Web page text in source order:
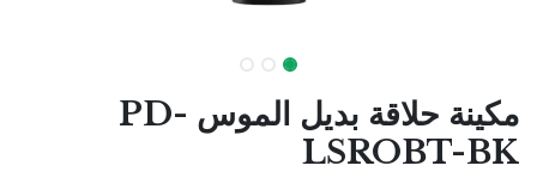
مكينة حلاقة بديل الموس PD-
LSROBT-BK